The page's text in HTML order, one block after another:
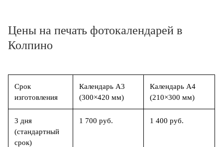
Цены на печать фотокалендарей в
Колпино
Срок
изготовления
Календарь А3
(300×420 мм)
Календарь А4
(210×300 мм)
3 дня
(стандартный
срок)
1 700 руб. 1 400 руб.